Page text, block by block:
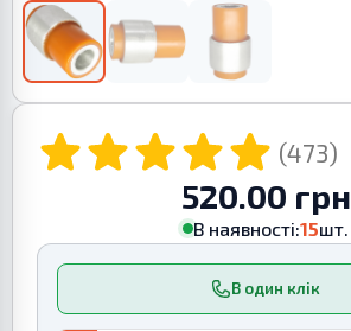
(473)
520.00 грн
В наявності:15шт.
В один клік